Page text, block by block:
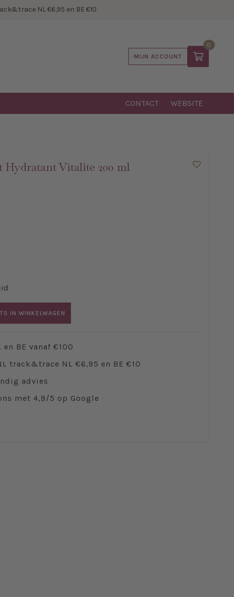
NL €6,95 en BE €10
MIJN ACCOUNT
0
CONTACT WEBSITE
Hydratant Vitalite 200 ml
IN WINKELWAGEN
BE vanaf €100
track&trace NL €6,95 en BE €10
advies
met 4,9/5 op Google